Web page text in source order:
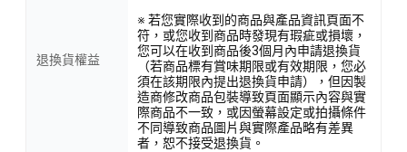
退換貨權益
※ 若您實際收到的商品與產品資訊頁面不
符，或您收到商品時發現有瑕疵或損壞，
您可以在收到商品後3個月內申請退換貨
（若商品標有賞味期限或有效期限，您必
須在該期限內提出退換貨申請），但因製
造商修改商品包裝導致頁面顯示內容與實
際商品不一致，或因螢幕設定或拍攝條件
不同導致商品圖片與實際產品略有差異
者，恕不接受退換貨。